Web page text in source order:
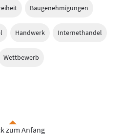
Baugenehmigungen
Handwerk Internethandel
Wettbewerb
zum Anfang